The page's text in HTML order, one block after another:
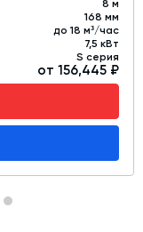
8 м
168 мм
до 18 м³/час
7,5 кВт
S серия
от 156,445 ₽